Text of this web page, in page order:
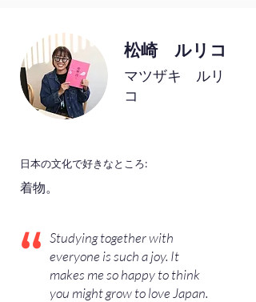
松崎 ルリコ
マツザキ ルリ
コ
日本の文化で好きなところ:
着物。
Studying together with
everyone is such a joy. It
makes me so happy to think
you might grow to love Japan.